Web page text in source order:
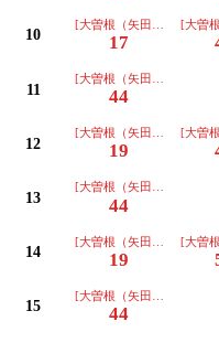
10
[大曽根（矢田経由ノンス
17
[大曽
11
[大曽根（矢田経由ノンス
44
12
[大曽根（矢田経由ノンス
19
[大曽
13
[大曽根（矢田経由ノンス
44
14
[大曽根（矢田経由ノンス
19
[大曽
15
[大曽根（矢田経由ノンス
44